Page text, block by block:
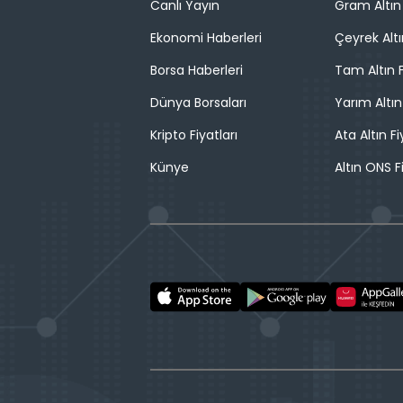
Canlı Yayın
Ekonomi Haberleri
Borsa Haberleri
Dünya Borsaları
Kripto Fiyatları
Künye
Gram Altın
Çeyrek
Tam Altın
Yarım
Ata Altın
Altın ONS